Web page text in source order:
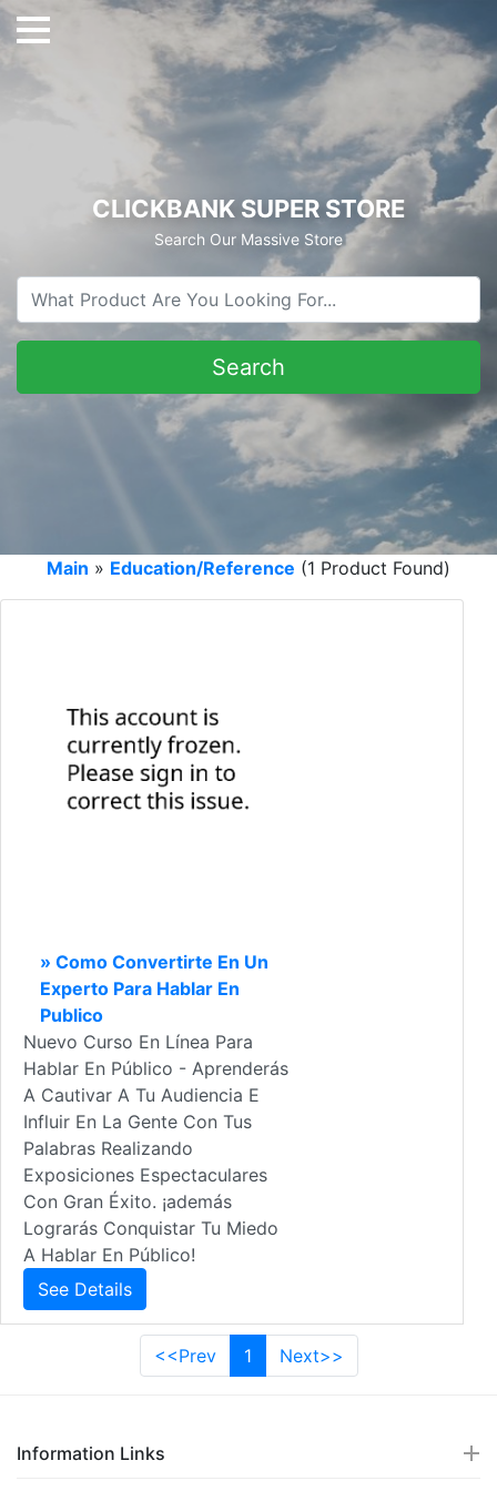
CLICKBANK SUPER STORE
Search Our Massive Store
Main » Education/Reference (1 Product Found)
» Como Convertirte En Un
Experto Para Hablar En
Publico
Nuevo Curso En Línea Para
Hablar En Público - Aprenderás
A Cautivar A Tu Audiencia E
Influir En La Gente Con Tus
Palabras Realizando
Exposiciones Espectaculares
Con Gran Éxito. ¡además
Lograrás Conquistar Tu Miedo
A Hablar En Público!
See Details
<<Prev 1 Next>>
Information Links